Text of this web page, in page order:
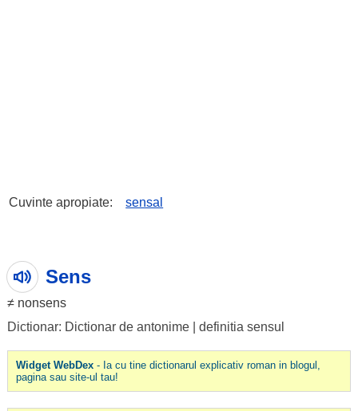
Cuvinte apropiate: sensal
Sens
≠ nonsens
Dictionar: Dictionar de antonime| definitia sensul
Widget WebDex- Ia cu tine dictionarul explicativ roman in blogul,
pagina sau site-ul tau!